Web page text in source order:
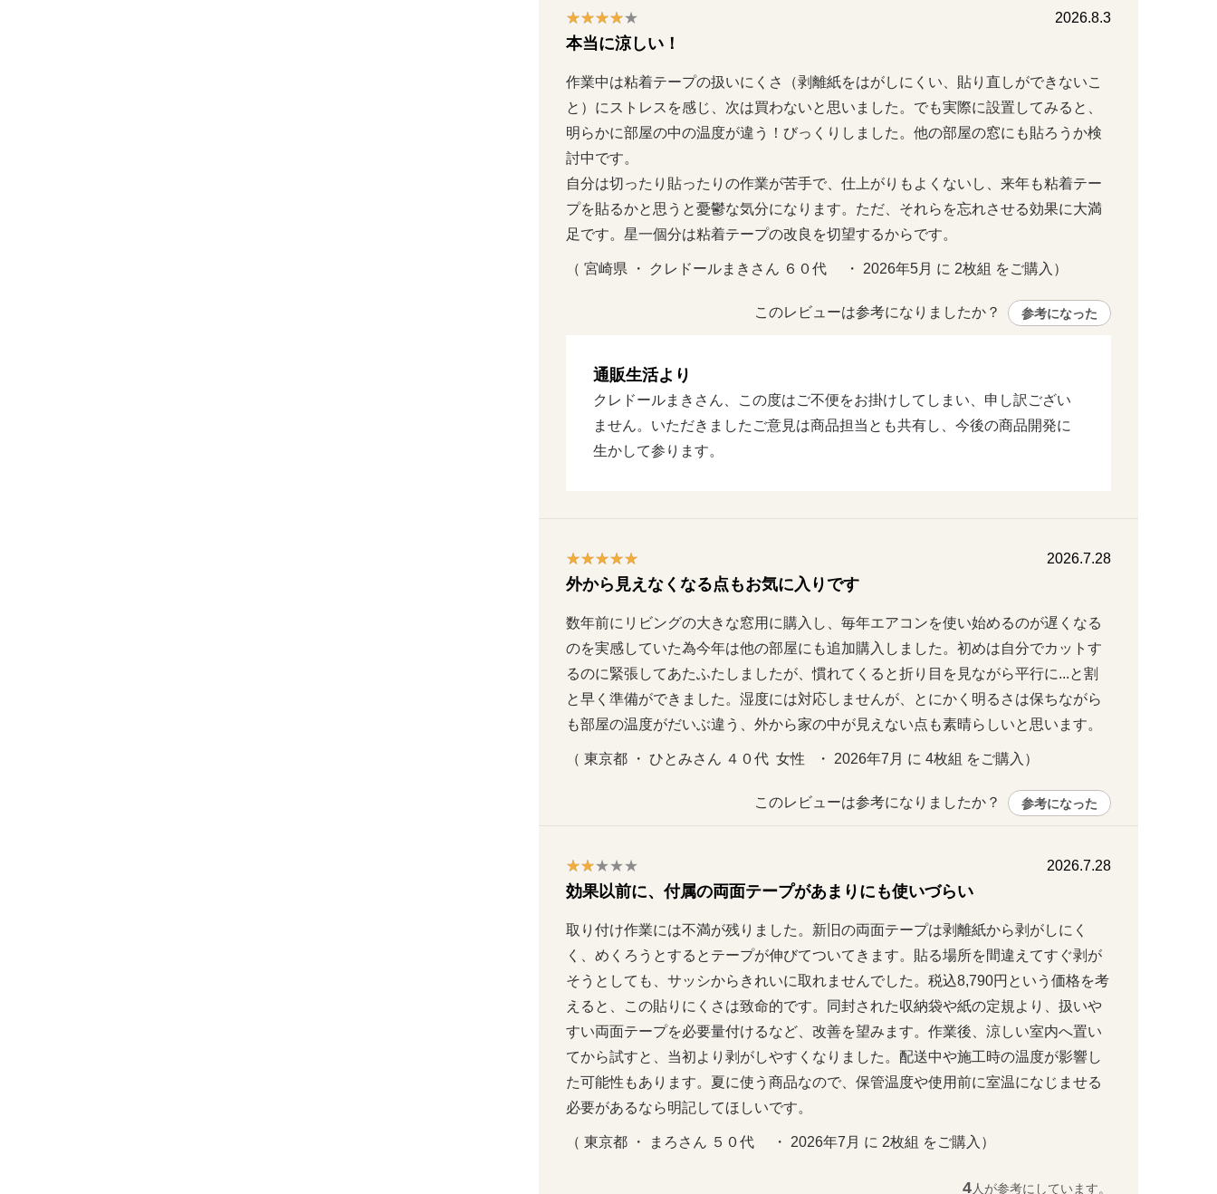
2026.8.3
本当に涼しい！
作業中は粘着テープの扱いにくさ（剥離紙をはがしにくい、貼り直しができないこ
と）にストレスを感じ、次は買わないと思いました。でも実際に設置してみると、
明らかに部屋の中の温度が違う！びっくりしました。他の部屋の窓にも貼ろうか検
討中です。
自分は切ったり貼ったりの作業が苦手で、仕上がりもよくないし、来年も粘着テー
プを貼るかと思うと憂鬱な気分になります。ただ、それらを忘れさせる効果に大満
足です。星一個分は粘着テープの改良を切望するからです。
（ 宮崎県 ・ クレドールまきさん ６０代     ・ 2026年5月 に 2枚組 をご購入）
このレビューは参考になりましたか？ 参考になった
通販生活より
クレドールまきさん、この度はご不便をお掛けしてしまい、申し訳ござい
ません。いただきましたご意見は商品担当とも共有し、今後の商品開発に
生かして参ります。
2026.7.28
外から見えなくなる点もお気に入りです
数年前にリビングの大きな窓用に購入し、毎年エアコンを使い始めるのが遅くなる
のを実感していた為今年は他の部屋にも追加購入しました。初めは自分でカットす
るのに緊張してあたふたしましたが、慣れてくると折り目を見ながら平行に...と割
と早く準備ができました。湿度には対応しませんが、とにかく明るさは保ちながら
も部屋の温度がだいぶ違う、外から家の中が見えない点も素晴らしいと思います。
（ 東京都 ・ ひとみさん ４０代  女性   ・ 2026年7月 に 4枚組 をご購入）
このレビューは参考になりましたか？ 参考になった
2026.7.28
効果以前に、付属の両面テープがあまりにも使いづらい
取り付け作業には不満が残りました。新旧の両面テープは剥離紙から剥がしにく
く、めくろうとするとテープが伸びてついてきます。貼る場所を間違えてすぐ剥が
そうとしても、サッシからきれいに取れませんでした。税込8,790円という価格を考
えると、この貼りにくさは致命的です。同封された収納袋や紙の定規より、扱いや
すい両面テープを必要量付けるなど、改善を望みます。作業後、涼しい室内へ置い
てから試すと、当初より剥がしやすくなりました。配送中や施工時の温度が影響し
た可能性もあります。夏に使う商品なので、保管温度や使用前に室温になじませる
必要があるなら明記してほしいです。
（ 東京都 ・ まろさん ５０代     ・ 2026年7月 に 2枚組 をご購入）
4人が参考にしています。